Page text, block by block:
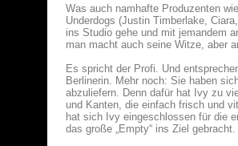
Was auch namhafte Produzenten
Underdogs (Justin Timberlake,
ins Studio gehe und mit jemandem
man macht auch seine Witze, aber
Es spricht der Profi. Und
Berlinerin. Mehr noch: Sie haben
abzuliefern. Denn dafür hat Ivy zu
und Kanten, die einfach frisch und
hat sich Ivy eingeschlossen für die
das große „Empty“ ins Ziel gebracht.